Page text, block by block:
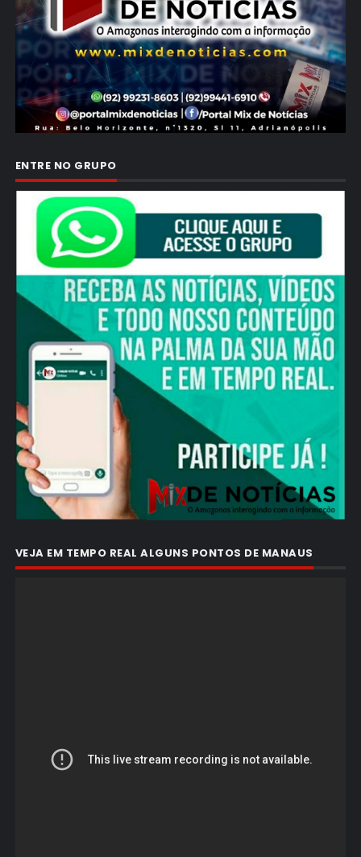
ENTRE NO GRUPO
VEJA EM TEMPO REAL ALGUNS PONTOS DE MANAUS